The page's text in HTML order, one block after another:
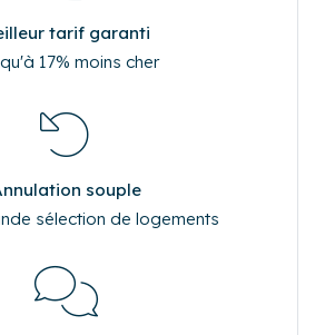
tarif garanti
17% moins cher
souple
sélection de logements